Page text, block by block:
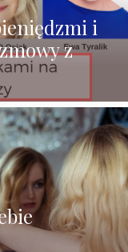
i
z